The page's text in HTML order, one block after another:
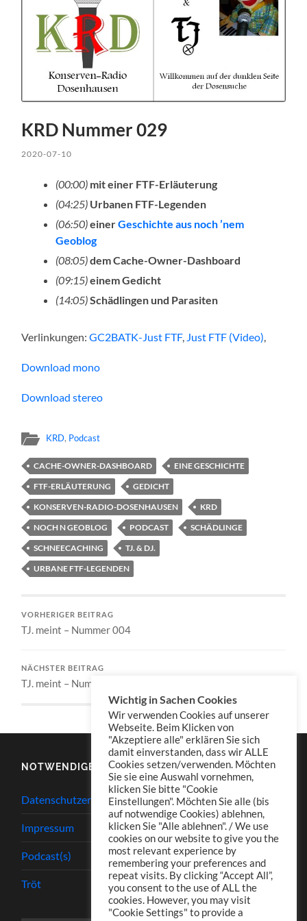
KRD Nummer 029
2020-07-10
(00:00) mit einer FTF-Erläuterung
(04:25) Urbanen FTF-Legenden
(06:50)einerGeschichte aus noch ’nem
Geoblog
(08:05)dem Cache-Owner-Dashboard
(09:15)einem Gedicht
(14:05)Schädlingen und Parasiten
Verlinkungen:GC2BATK-Just FTF, Just FTF (Video)
Download mono
Download stereo
KRD, Podcast
CACHE-OWNER-DASHBOARD
EINE GESCHICHTE
FTF-ERLÄUTERUNG
GEDICHT
KONSERVEN-RADIO-DOSENHAUSEN
KRD
NOCH N GEOBLOG
PODCAST
SCHÄDLINGE
SCHNEECACHING
TJ. & DJ.
URBANE FTF-LEGENDEN
VORHERIGER BEITRAG
TJ. meint – Nummer 004
NÄCHSTER BEITRAG
TJ. meint – Nummer 005
NOTWENDIGES
Datenschutzerklärung
Impressum
Podcast(s)
Tröt
Wichtig in Sachen Cookies
Wir verwenden Cookies auf unserer
Webseite. Beim Klicken von
"Akzeptiere alle" erklären Sie sich
damit einverstanden, dass wir ALLE
Cookies setzen/verwenden. Möchten
Sie sie eine Auswahl vornehmen,
klicken Sie bitte "Cookie
Einstellungen". Möchten Sie alle (bis
auf notwendige Cookies) ablehnen,
klicken Sie "Alle ablehnen". / We use
cookies on our website to give you the
most relevant experience by
remembering your preferences and
repeat visits. By clicking “Accept All”,
you consent to the use of ALL the
cookies. However, you may visit
"Cookie Settings" to provide a